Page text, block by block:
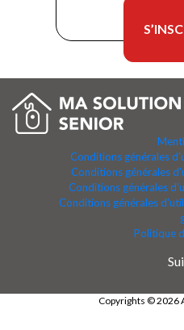
Conditions générales
Conditions générales
Conditions générales
Conditions générales
Politique
Copyrights © 2026